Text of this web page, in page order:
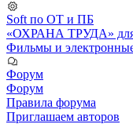
Soft по ОТ и ПБ
«ОХРАНА ТРУДА» для
Фильмы и
Форум
Форум
Правила форума
Приглашаем авторов